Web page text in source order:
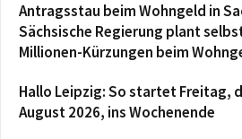
Antragsstau beim Wohngeld in
Sächsische Regierung plant
Millionen-Kürzungen beim
Hallo Leipzig: So startet Freitag,
August 2026, ins Wochenende